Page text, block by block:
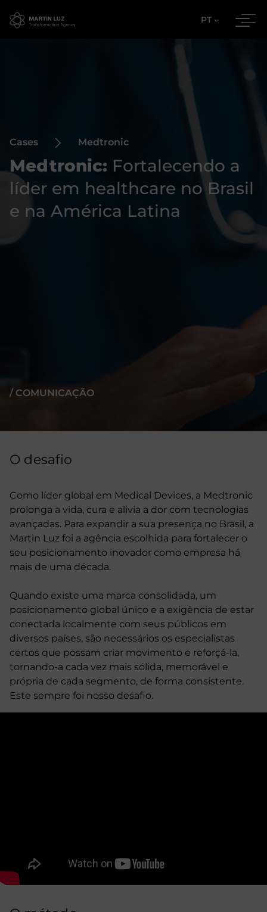
PT
Cases Medtronic
Medtronic: Fortalecendo a
líder em healthcare no Brasil
e na América Latina
/ COMUNICAÇÃO
O desafio
Como líder global em Medical Devices, a Medtronic
prolonga a vida, cura e alivia a dor com tecnologias
avançadas. Para expandir a sua presença no Brasil, a
Martin Luz foi a agência escolhida para fortalecer o
seu posicionamento inovador como empresa há
mais de uma década.
Quando existe uma marca consolidada, um
posicionamento global único e a exigência de estar
conectada localmente com seus públicos em
diversos países, são necessários os especialistas
certos que possam criar movimento e reforçá-la,
tornando-a cada vez mais sólida, memorável e
própria de cada segmento, de forma consistente.
Este sempre foi nosso desafio.